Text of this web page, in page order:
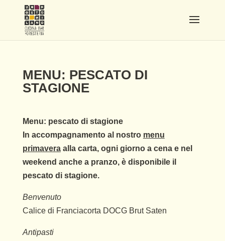
MENU: PESCATO DI
STAGIONE
Menu: pescato di stagione
In accompagnamento al nostro menu
primaveraalla carta, ogni giorno a cena e nel
weekend anche a pranzo, è disponibile il
pescato di stagione.
Benvenuto
Calice di Franciacorta DOCG Brut Saten
Antipasti